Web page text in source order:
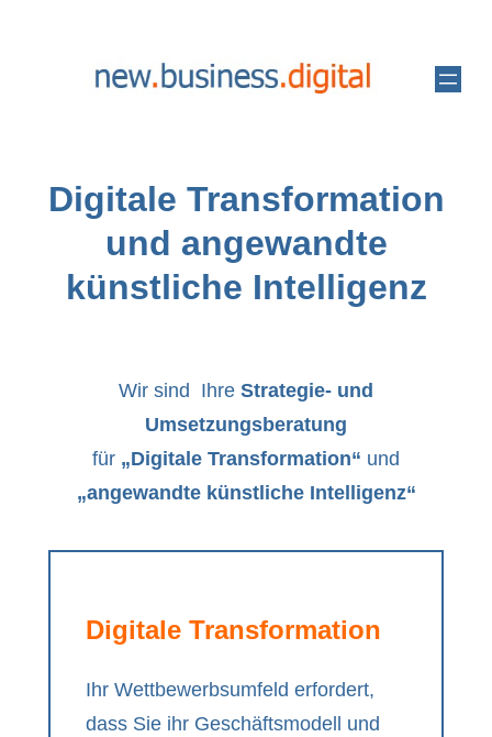
Digitale Transformation
und angewandte
künstliche Intelligenz
Wir sind Ihre Strategie- und
Umsetzungsberatung
für „Digitale Transformation“ und
„angewandte künstliche Intelligenz“
Digitale Transformation
Ihr Wettbewerbsumfeld erfordert,
dass Sie ihr Geschäftsmodell und